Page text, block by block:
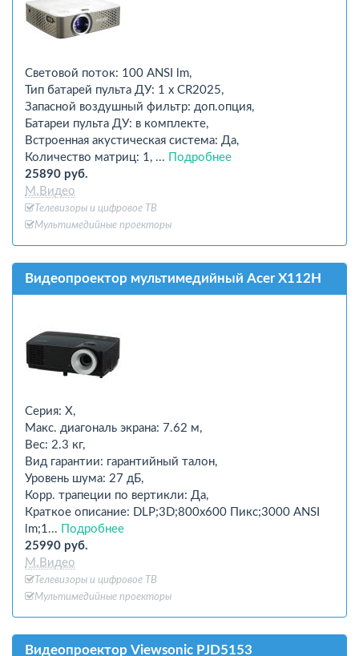
Световой поток: 100 ANSI lm,
Тип батарей пульта ДУ: 1 x CR2025,
Запасной воздушный фильтр: доп.опция,
Батареи пульта ДУ: в комплекте,
Встроенная акустическая система: Да,
Количество матриц: 1, ...
Подробнее
25890 руб.
М.Видео
Телевизоры и цифровое ТВ
Мультимедийные проекторы
Видеопроектор мультимедийный Acer X112H
Серия: X,
Макс. диагональ экрана: 7.62 м,
Вес: 2.3 кг,
Вид гарантии: гарантийный талон,
Уровень шума: 27 дБ,
Корр. трапеции по вертикли: Да,
Краткое описание: DLP;3D;800х600 Пикс;3000 ANSI
lm;1...
Подробнее
25990 руб.
М.Видео
Телевизоры и цифровое ТВ
Мультимедийные проекторы
Видеопроектор Viewsonic PJD5153